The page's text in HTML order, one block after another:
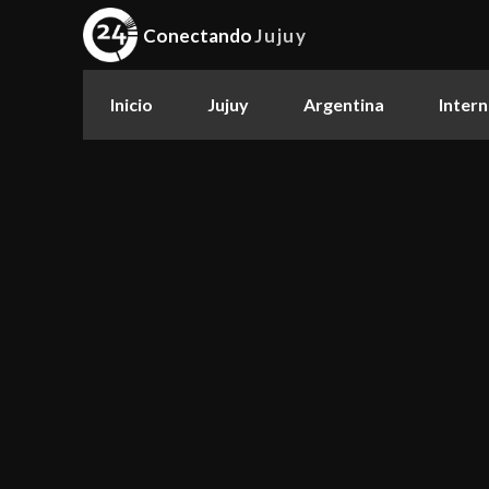
ConectandoJujuy
Inicio Jujuy Argentina